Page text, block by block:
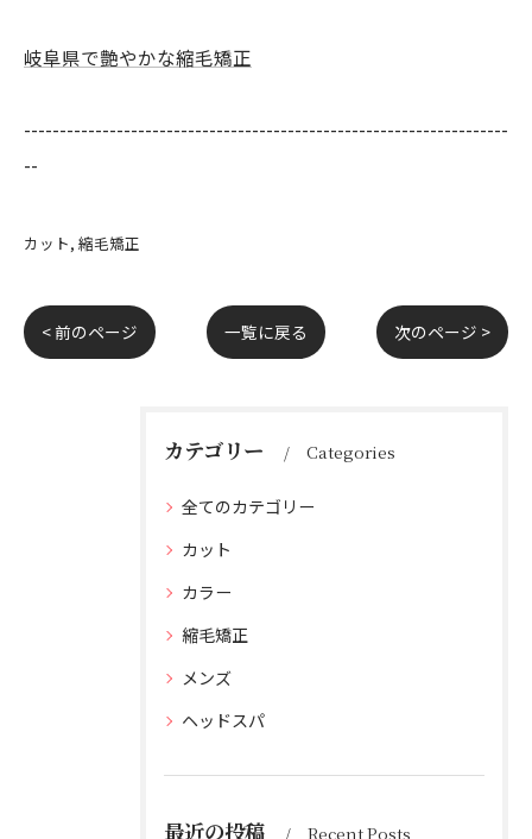
岐阜県で艶やかな縮毛矯正
--------------------------------------------------------------------
--
カット 縮毛矯正
< 前のページ 一覧に戻る 次のページ >
カテゴリー Categories
全てのカテゴリー
カット
カラー
縮毛矯正
メンズ
ヘッドスパ
最近の投稿 Recent Posts